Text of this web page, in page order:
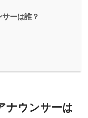
ーは誰？
ナウンサーは